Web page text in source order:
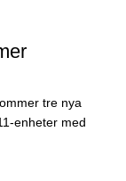
tre nya
enheter med